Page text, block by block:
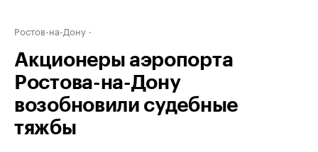
Ростов-на-Дону
Акционеры аэропорта
Ростова-на-Дону
возобновили судебные
тяжбы